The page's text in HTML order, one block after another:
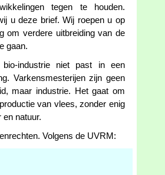
tegen te houden.
u deze brief. Wij roepen u op
om verdere uitbreiding van de
gaan.
industrie niet past in een
Varkensmesterijen zijn geen
maar industrie. Het gaat om
van vlees, zonder enig
en natuur.
Volgens de UVRM: